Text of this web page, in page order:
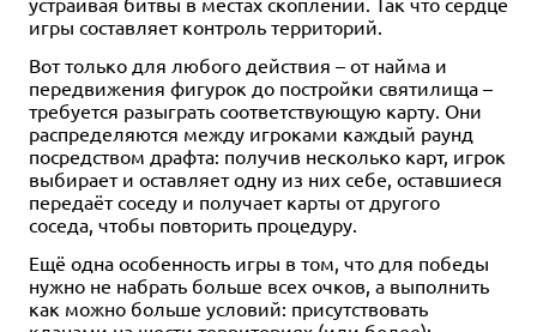
игры составляет контроль территорий.
Вот только для любого действия – от найма и
передвижения фигурок до постройки святилища –
требуется разыграть соответствующую карту. Они
распределяются между игроками каждый раунд
посредством драфта: получив несколько карт, игрок
выбирает и оставляет одну из них себе, оставшиеся
передаёт соседу и получает карты от другого
соседа, чтобы повторить процедуру.
Ещё одна особенность игры в том, что для победы
нужно не набрать больше всех очков, а выполнить
как можно больше условий: присутствовать